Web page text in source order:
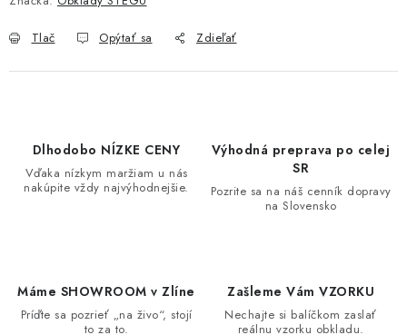
Tlač Opýtať sa Zdieľať
Dlhodobo NÍZKE CENY
Vďaka nízkym maržiam u nás
nakúpite vždy najvýhodnejšie.
Výhodná preprava po celej
SR
Pozrite sa na náš cenník dopravy
na Slovensko
Máme SHOWROOM v Zlíne
Príďte sa pozrieť „na živo“, stojí
to za to.
Zašleme Vám VZORKU
Nechajte si balíčkom zaslať
reálnu vzorku obkladu.